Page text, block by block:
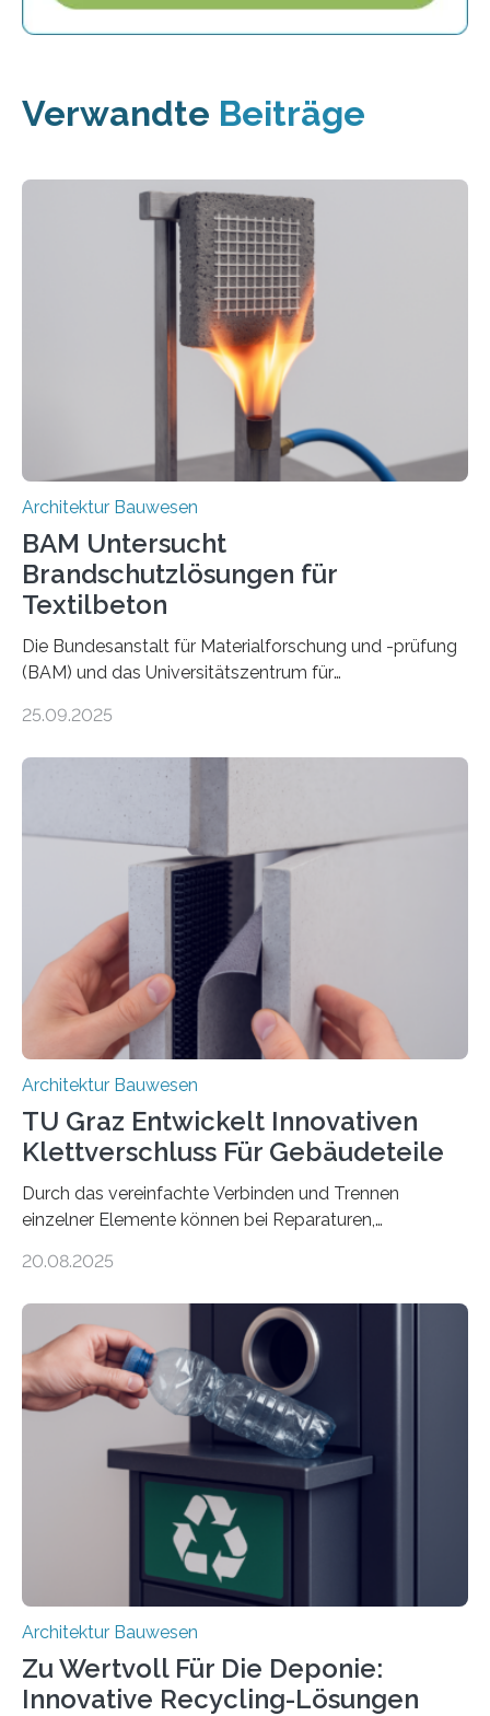
Verwandte Beiträge
Architektur Bauwesen
BAM Untersucht
Brandschutzlösungen für
Textilbeton
Die Bundesanstalt für Materialforschung und -prüfung
(BAM) und das Universitätszentrum für
untersuchen in einem gemeinsamen Forschungsprojekt
Ziel ist es, die Einsatzmöglichkeiten dieses innovativen
Textilbeton ist ein moderner Verbundwerkstoff, der aus
einer feinkörnigen Betonmatrix und einer textilen
Bewehrung besteht – meist aus Carbon-, Glas- oder
Basaltfasern. Anders als herkömmlicher Stahlbeton, bei
dem Stahlstäbe zur…
25.09.2025
Architektur Bauwesen
TU Graz Entwickelt Innovativen
Klettverschluss Für Gebäudeteile
Durch das vereinfachte Verbinden und Trennen
einzelner Elemente können bei Reparaturen,
Material und Bauschutt eingespart werden. Ein
Projekt ReCon gemeinsam mit Unternehmenspartnern
ein Klett-Verbindungssystem für Gebäude entwickelt:
Damit lassen sich unterschiedliche Gebäudeteile
resilient verbinden und bei Bedarf einfach voneinander
trennen. Der Fokus lag auf der Verbindung von
Bauteilen mit unterschiedlicher Lebensdauer, bei denen
irreversible Verbindungen den Austausch üblicherweise
erschweren. Hierzu untersuchten die Forschenden zwei
unterschiedliche Zugänge. Einerseits klebten sie…
20.08.2025
Architektur Bauwesen
Zu Wertvoll Für Die Deponie:
Innovative Recycling-Lösungen